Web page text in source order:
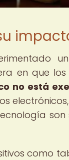
en que
no está
como